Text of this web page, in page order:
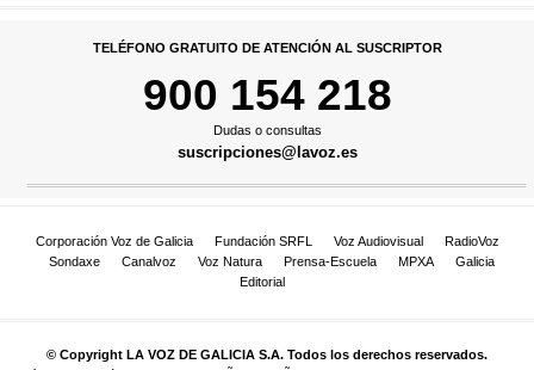
TELÉFONO GRATUITO DE ATENCIÓN AL SUSCRIPTOR
900 154 218
Dudas o consultas
suscripciones@lavoz.es
Corporación Voz de Galicia Fundación SRFL Voz Audiovisual
RadioVoz
Sondaxe
Canalvoz Voz Natura Prensa-Escuela MPXA
Galicia
Editorial
© Copyright LA VOZ DE GALICIA S.A. Todos los derechos reservados.